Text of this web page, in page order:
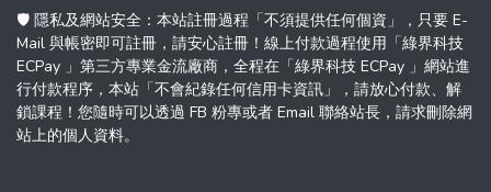
🛡️ 隱私及網站安全：本站註冊過程「不須提供任何個資」，只要 E-
Mail 與帳密即可註冊，請安心註冊！線上付款過程使用「綠界科技
ECPay 」第三方專業金流廠商，全程在「綠界科技 ECPay 」網站進
行付款程序，本站「不會紀錄任何信用卡資訊」，請放心付款、解
鎖課程！您隨時可以透過 FB 粉專或者 Email 聯絡站長，請求刪除網
站上的個人資料。